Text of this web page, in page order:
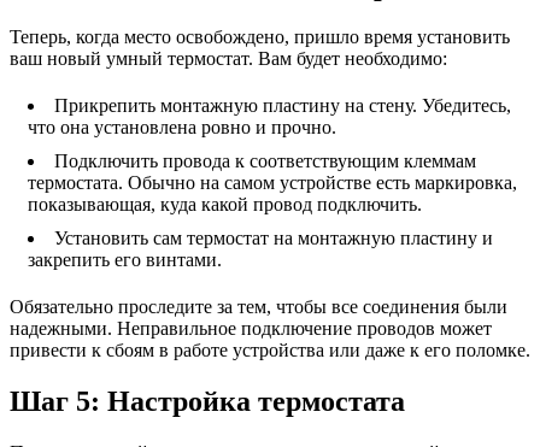
Теперь, когда место освобождено, пришло время установить
ваш новый умный термостат. Вам будет необходимо:
Прикрепить монтажную пластину на стену. Убедитесь,
что она установлена ровно и прочно.
Подключить провода к соответствующим клеммам
термостата. Обычно на самом устройстве есть маркировка,
показывающая, куда какой провод подключить.
Установить сам термостат на монтажную пластину и
закрепить его винтами.
Обязательно проследите за тем, чтобы все соединения были
надежными. Неправильное подключение проводов может
привести к сбоям в работе устройства или даже к его поломке.
Шаг 5: Настройка термостата